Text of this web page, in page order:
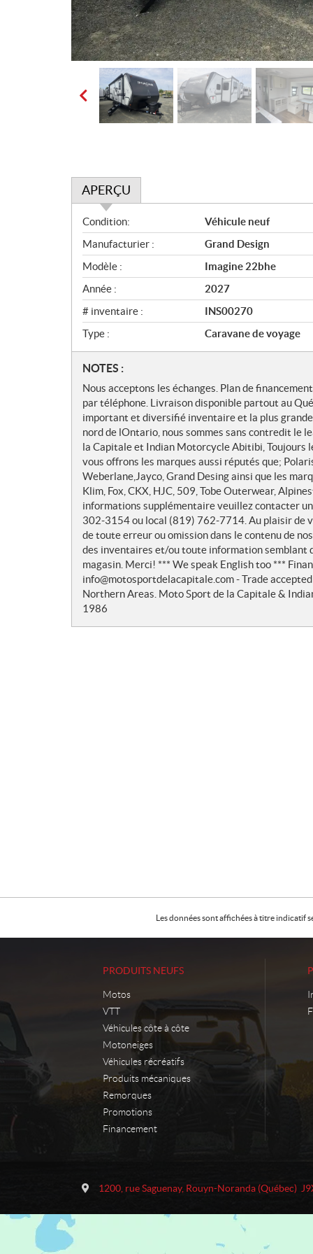
APERÇU
A
p
e
r
ç
u
Condition:
Véhicule neuf
Manufacturier :
Grand Design
Modèle :
Imagine 22bhe
Année :
2027
# inventaire :
INS00270
Type :
Caravane de voyage
N
o
t
e
s
NOTES :
Nous acceptons les échanges. Plan de
par téléphone. Livraison disponible partout au
important et diversifié inventaire et la plus
nord de lOntario, nous sommes sans contredit le
la Capitale et Indian Motorcycle Abitibi, Toujours
vous offrons les marques aussi réputés que;
Weberlane,Jayco, Grand Desing ainsi que les
Klim, Fox, CKX, HJC, 509, Tobe Outerwear,
informations supplémentaire veuillez contacter
302-3154 ou local (819) 762-7714. Au plaisir de
de toute erreur ou omission dans le contenu de
des inventaires et/ou toute information semblant
magasin. Merci! *** We speak English too ***
info@motosportdelacapitale.com - Trade
Northern Areas. Moto Sport de la Capitale &
1986
Les données sont affichées à titre
PRODUITS NEUFS
Motos
VTT
Véhicules côte à côte
Motoneiges
Véhicules récréatifs
Produits mécaniques
Remorques
Promotions
Financement
t
a
c
o
S
p
1200, rue Saguenay, Rouyn-Noranda (Québec)